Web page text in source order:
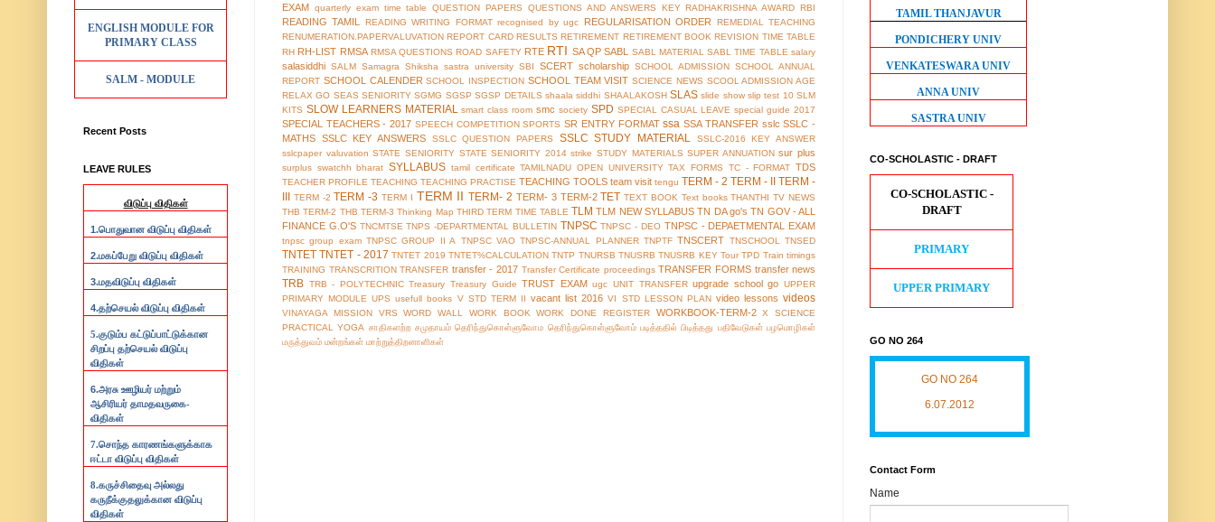
EXAM quarterly exam time table QUESTION PAPERS QUESTIONS AND ANSWERS KEY RADHAKRISHNA AWARD RBI
READING TAMIL READING WRITING FORMAT recognised by ugc REGULARISATION ORDER
REMEDIAL TEACHING
RENUMERATION.PAPERVALUVATION REPORT CARD RESULTS RETIREMENT RETIREMENT BOOK REVISION TIME TABLE
RH RH-LIST RMSA RMSA QUESTIONS ROAD SAFETY RTE RTI SA QP SABL SABL MATERIAL SABL TIME TABLE salary
salasiddhi SALM Samagra Shiksha sastra university SBI SCERT scholarship SCHOOL ADMISSION SCHOOL ANNUAL
REPORT SCHOOL CALENDER SCHOOL INSPECTION SCHOOL TEAM VISIT SCIENCE NEWS SCOOL ADMISSION AGE
RELAX GO SEAS SENIORITY SGMG SGSP SGSP DETAILS shaala siddhi SHAALAKOSH SLAS slide show slip test 10 SLM
KITS SLOW LEARNERS MATERIAL smart class room smc society SPD SPECIAL CASUAL LEAVE special guide 2017
SPECIAL TEACHERS - 2017 SPEECH COMPETITION SPORTS SR ENTRY FORMAT ssa SSA TRANSFER sslc SSLC -
MATHS SSLC KEY ANSWERS SSLC QUESTION PAPERS SSLC STUDY MATERIAL
SSLC-2016 KEY ANSWER
sslcpaper valuvation STATE SENIORITY STATE SENIORITY 2014 strike STUDY MATERIALS SUPER ANNUATION sur plus
surplus swatchh bharat SYLLABUS tamil certificate TAMILNADU OPEN UNIVERSITY TAX FORMS TC - FORMAT TDS
TEACHER PROFILE TEACHING TEACHING PRACTISE TEACHING TOOLS team visit tengu TERM - 2 TERM - II
TERM -
TERM -2 TERM -3 TERM I TERM II TERM- 2 TERM- 3 TERM-2 TET TEXT BOOK Text books THANTHI TV NEWS
THB TERM-2 THB TERM-3 Thinking Map THIRD TERM TIME TABLE TLM TLM NEW SYLLABUS TN DA go's TN GOV - ALL
FINANCE G.O'S TNCMTSE TNPS -DEPARTMENTAL BULLETIN TNPSC TNPSC - DEO TNPSC - DEPAETMENTAL EXAM
tnpsc group exam TNPSC GROUP II A TNPSC VAO TNPSC-ANNUAL PLANNER TNPTF TNSCERT TNSCHOOL TNSED
TNTET TNTET - 2017 TNTET 2019 TNTET%CALCULATION TNTP TNURSB TNUSRB TNUSRB KEY Tour TPD Train timings
TRAINING TRANSCRITION TRANSFER transfer - 2017 Transfer Certificate proceedings TRANSFER FORMS transfer news
TRB TRB - POLYTECHNIC Treasury Treasury Guide TRUST EXAM ugc UNIT TRANSFER upgrade school go UPPER
PRIMARY MODULE UPS usefull books V STD TERM II vacant list 2016 VI STD LESSON PLAN video lessons videos
VINAYAGA MISSION VRS WORD WALL WORK BOOK WORK DONE REGISTER WORKBOOK-TERM-2
X SCIENCE
PRACTICAL
YOGA சாதிகளற்ற சமுதாயம் தெரிந்துகொள்ளுவோம தெரிந்துகொள்ளுவோம் படித்ததில் பிடித்தது பதிவேடுகள் பழமொழிகள்
மருத்துவம் மன்றங்கள் மாற்றுத்திறனாளிகள்
ENGLISH MODULE FOR
PRIMARY CLASS
SALM - MODULE
Recent Posts
LEAVE RULES
விடுப்பு விதிகள்
1.பொதுவான விடுப்பு விதிகள்
2.மகப்பேறு விடுப்பு விதிகள்
3.மதவிடுப்பு விதிகள்
4.தற்செயல் விடுப்பு விதிகள்
5.குடும்ப கட்டுப்பாட்டுக்கான
சிறப்பு தற்செயல் விடுப்பு
விதிகள்
6.அரசு ஊழியர் மற்றும்
ஆசிரியர் தாமதவருகை-
விதிகள்
7.சொந்த காரணங்களுக்காக
ஈட்டா விடுப்பு விதிகள்
8.கருச்சிதைவு அல்லது
கருநீக்குதலுக்கான விடுப்பு
விதிகள்
TAMIL THANJAVUR
PONDICHERY UNIV
VENKATESWARA UNIV
ANNA UNIV
SASTRA UNIV
CO-SCHOLASTIC - DRAFT
CO-SCHOLASTIC -
DRAFT
PRIMARY
UPPER PRIMARY
GO NO 264
GO NO 264
6.07.2012
Contact Form
Name